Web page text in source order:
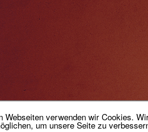
Webseiten verwenden wir Cookies.
um unsere Seite zu